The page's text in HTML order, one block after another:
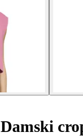
Damski